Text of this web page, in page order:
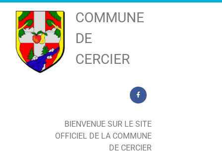
COMMUNE
DE
CERCIER
BIENVENUE SUR LE SITE
OFFICIEL DE LA COMMUNE
DE CERCIER